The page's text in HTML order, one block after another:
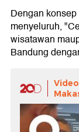
Dengan
menyeluruh,
wisatawan
Bandung